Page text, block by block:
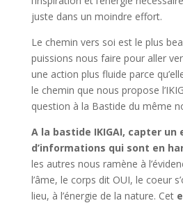
juste dans un moindre effort.
Le chemin vers soi est le plus
puissions nous faire pour aller
une action plus fluide parce
le chemin que nous propose
question à la Bastide du même
A la bastide IKIGAI, capter un
d’informations qui sont en
les autres nous ramène à
l’âme, le corps dit OUI, le coeur
lieu, à l’énergie de la nature. Cet